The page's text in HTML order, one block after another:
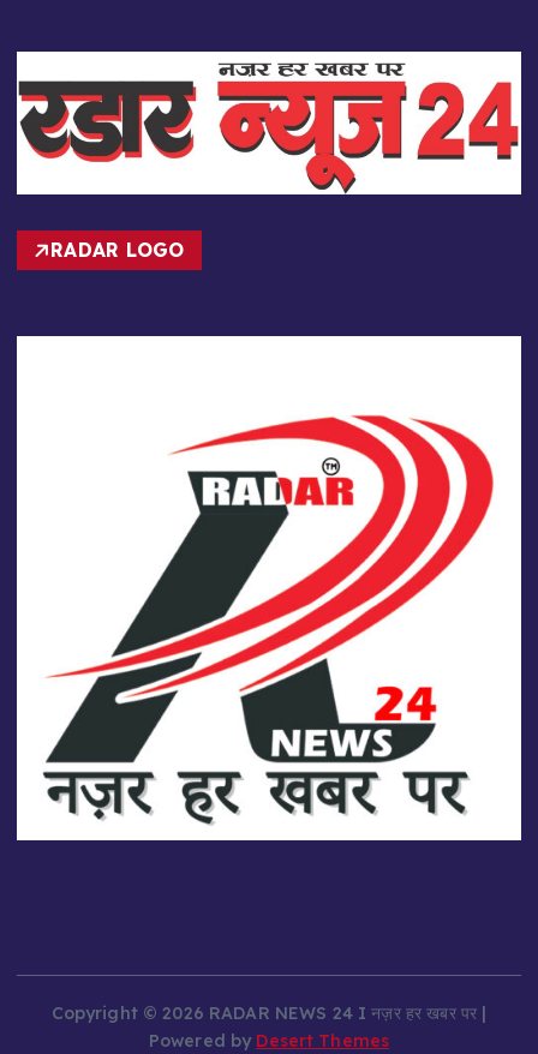
RADAR LOGO
Copyright © 2026 RADAR NEWS 24 I नज़र हर खबर पर |
Powered by Desert Themes